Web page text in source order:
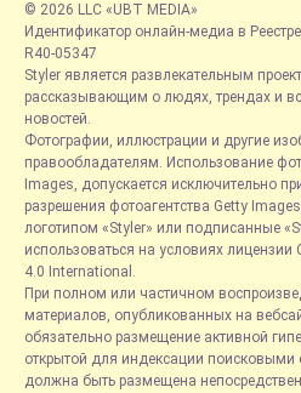
© 2026 LLC «UBT MEDIA»
Идентификатор онлайн-медиа в
R40-05347
Styler является развлекательным
рассказывающим о людях, трендах и
новостей.
Фотографии, иллюстрации и другие
правообладателям. Использование
Images, допускается исключительно
разрешения фотоагентства Getty
логотипом «Styler» или подписанные
использоваться на условиях
4.0 International.
При полном или частичном
материалов, опубликованных на
обязательно размещение активной
открытой для индексации поисковыми
должна быть размещена